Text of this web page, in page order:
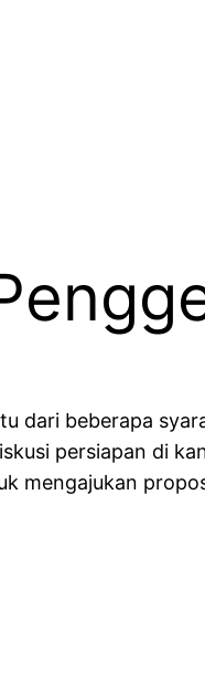
dari beberapa
persiapan di
mengajukan